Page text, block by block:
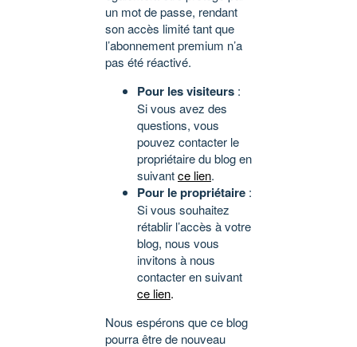
un mot de passe, rendant
son accès limité tant que
l’abonnement premium n’a
pas été réactivé.
Pour les visiteurs :
Si vous avez des
questions, vous
pouvez contacter le
propriétaire du blog en
suivantce lien.
Pour le propriétaire :
Si vous souhaitez
rétablir l’accès à votre
blog, nous vous
invitons à nous
contacter en suivant
ce lien.
Nous espérons que ce blog
pourra être de nouveau